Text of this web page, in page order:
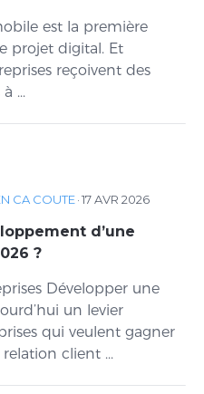
est la première
projet digital. Et
reçoivent des
...
CA COUTE·17 AVR 2026
d’une
?
Développer une
un levier
qui veulent gagner
client ...